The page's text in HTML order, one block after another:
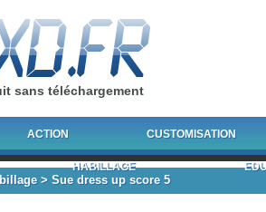
sans téléchargement
ACTION CUSTOMISATION
HABILLAGE
> Sue dress up score 5